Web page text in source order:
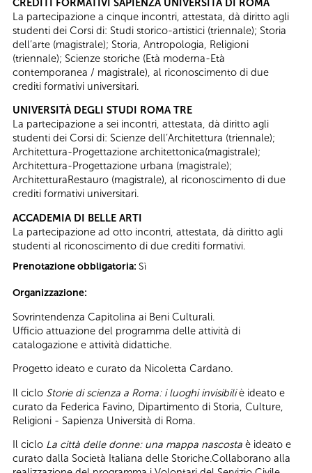
CREDITI FORMATIVI SAPIENZA UNIVERSITÀ DI ROMA
La partecipazione a cinque incontri, attestata, dà diritto agli
studenti dei Corsi di: Studi storico-artistici (triennale); Storia
dell’arte (magistrale); Storia, Antropologia, Religioni
(triennale); Scienze storiche (Età moderna-Età
contemporanea / magistrale), al riconoscimento di due
crediti formativi universitari.
UNIVERSITÀ DEGLI STUDI ROMA TRE
La partecipazione a sei incontri, attestata, dà diritto agli
studenti dei Corsi di: Scienze dell’Architettura (triennale);
Architettura-Progettazione architettonica(magistrale);
Architettura-Progettazione urbana (magistrale);
ArchitetturaRestauro (magistrale), al riconoscimento di due
crediti formativi universitari.
ACCADEMIA DI BELLE ARTI
La partecipazione ad otto incontri, attestata, dà diritto agli
studenti al riconoscimento di due crediti formativi.
Prenotazione obbligatoria: Sì
Organizzazione:
Sovrintendenza Capitolina ai Beni Culturali.
Ufficio attuazione del programma delle attività di
catalogazione e attività didattiche.
Progetto ideato e curato da Nicoletta Cardano.
Il ciclo Storie di scienza a Roma: i luoghi invisibiliè ideato e
curato da Federica Favino, Dipartimento di Storia, Culture,
Religioni - Sapienza Università di Roma.
Il ciclo La città delle donne: una mappa nascosta è ideato e
curato dalla Società Italiana delle Storiche.Collaborano alla